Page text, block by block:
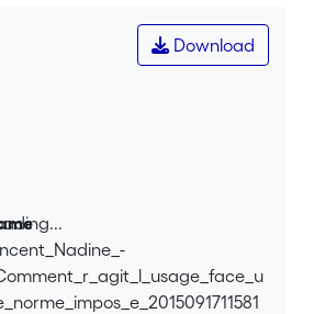
traccia una panoramica
ricezione e della percezione, nella
Download